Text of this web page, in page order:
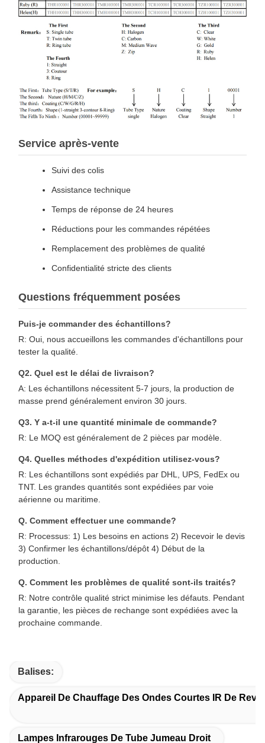
Service après-vente
Suivi des colis
Assistance technique
Temps de réponse de 24 heures
Réductions pour les commandes répétées
Remplacement des problèmes de qualité
Confidentialité stricte des clients
Questions fréquemment posées
Puis-je commander des échantillons?
R: Oui, nous accueillons les commandes d'échantillons pour
tester la qualité.
Q2. Quel est le délai de livraison?
A: Les échantillons nécessitent 5-7 jours, la production de
masse prend généralement environ 30 jours.
Q3. Y a-t-il une quantité minimale de commande?
R: Le MOQ est généralement de 2 pièces par modèle.
Q4. Quelles méthodes d'expédition utilisez-vous?
R: Les échantillons sont expédiés par DHL, UPS, FedEx ou
TNT. Les grandes quantités sont expédiées par voie
aérienne ou maritime.
Q. Comment effectuer une commande?
R: Processus: 1) Les besoins en actions 2) Recevoir le devis
3) Confirmer les échantillons/dépôt 4) Début de la
production.
Q. Comment les problèmes de qualité sont-ils traités?
R: Notre contrôle qualité strict minimise les défauts. Pendant
la garantie, les pièces de rechange sont expédiées avec la
prochaine commande.
Balises:
Appareil De Chauffage Des Ondes Courtes IR De
Lampes Infrarouges De Tube Jumeau Droit